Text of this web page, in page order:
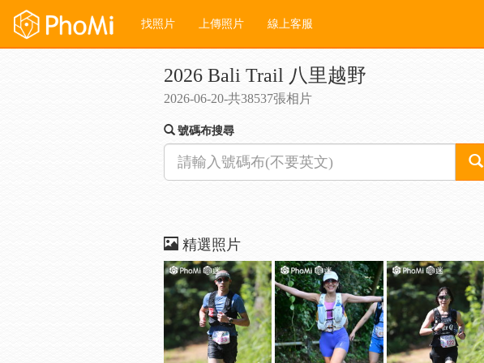
找照片 上傳照片 線上客服
2026 Bali Trail 八里越野
2026-06-20-共38537張相片
號碼布搜尋
精選照片